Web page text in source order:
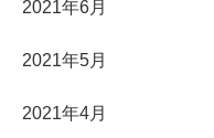
2021年6月
2021年5月
2021年4月